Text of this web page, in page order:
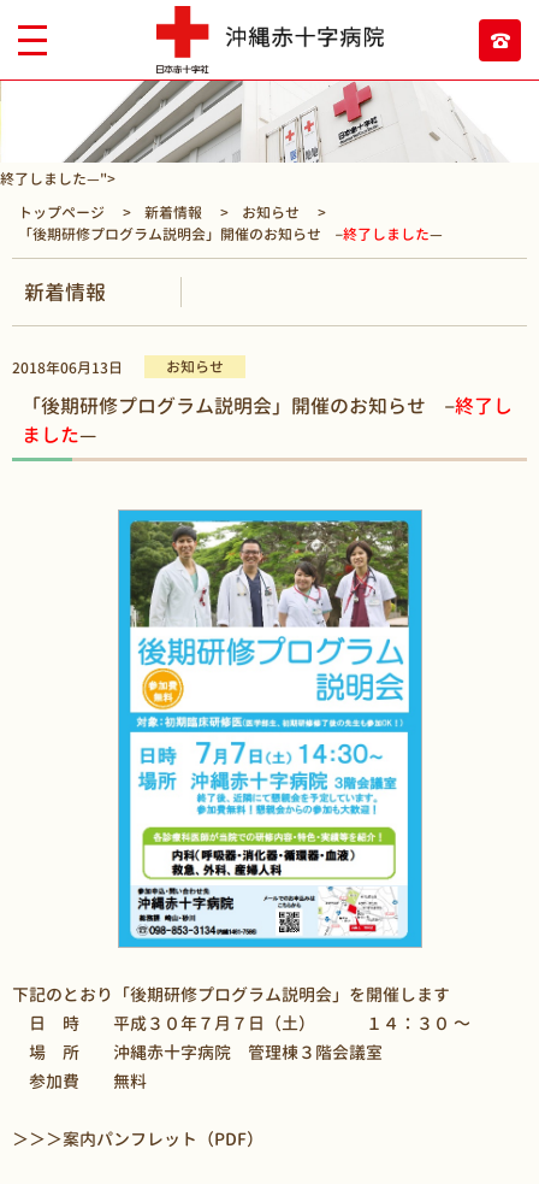
終了しました—">
トップページ
新着情報
お知らせ
「後期研修プログラム説明会」開催のお知らせ –終了しました—
新着情報
2018年06月13日 お知らせ
「後期研修プログラム説明会」開催のお知らせ –終了し
ました—
下記のとおり「後期研修プログラム説明会」を開催します
日 時 平成３０年７月７日（土） １４：３０ ～
場 所 沖縄赤十字病院 管理棟３階会議室
参加費 無料
＞＞＞案内パンフレット（PDF）